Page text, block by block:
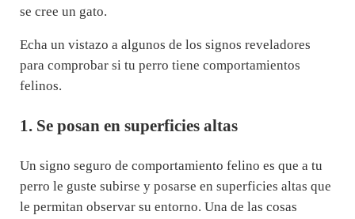
se cree un gato.
Echa un vistazo a algunos de los signos reveladores
para comprobar si tu perro tiene comportamientos
felinos.
1. Se posan en superficies altas
Un signo seguro de comportamiento felino es que a tu
perro le guste subirse y posarse en superficies altas que
le permitan observar su entorno. Una de las cosas